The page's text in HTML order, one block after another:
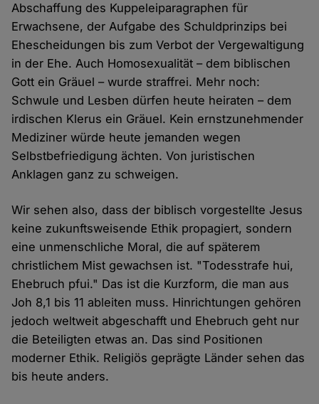
Abschaffung des Kuppeleiparagraphen für
Erwachsene, der Aufgabe des Schuldprinzips bei
Ehescheidungen bis zum Verbot der Vergewaltigung
in der Ehe. Auch Homosexualität – dem biblischen
Gott ein Gräuel – wurde straffrei. Mehr noch:
Schwule und Lesben dürfen heute heiraten – dem
irdischen Klerus ein Gräuel. Kein ernstzunehmender
Mediziner würde heute jemanden wegen
Selbstbefriedigung ächten. Von juristischen
Anklagen ganz zu schweigen.
Wir sehen also, dass der biblisch vorgestellte Jesus
keine zukunftsweisende Ethik propagiert, sondern
eine unmenschliche Moral, die auf späterem
christlichem Mist gewachsen ist. "Todesstrafe hui,
Ehebruch pfui." Das ist die Kurzform, die man aus
Joh 8,1 bis 11 ableiten muss. Hinrichtungen gehören
jedoch weltweit abgeschafft und Ehebruch geht nur
die Beteiligten etwas an. Das sind Positionen
moderner Ethik. Religiös geprägte Länder sehen das
bis heute anders.